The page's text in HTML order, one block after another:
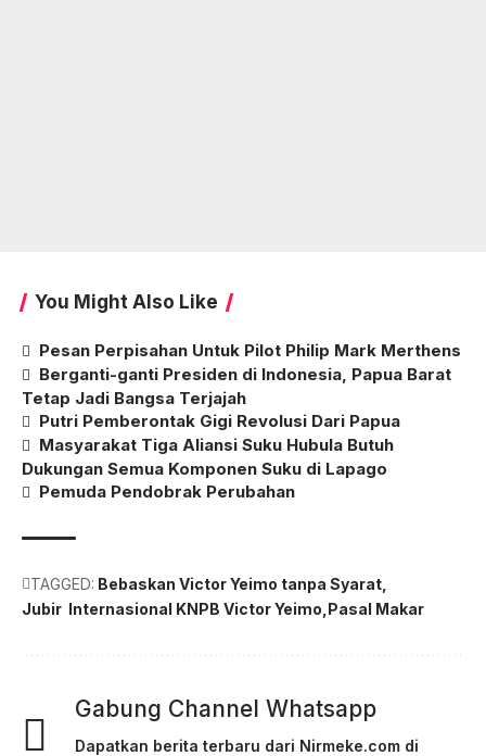
You Might Also Like
Pesan Perpisahan Untuk Pilot Philip Mark Merthens
Berganti-ganti Presiden di Indonesia, Papua Barat
Tetap Jadi Bangsa Terjajah
Putri Pemberontak Gigi Revolusi Dari Papua
Masyarakat Tiga Aliansi Suku Hubula Butuh
Dukungan Semua Komponen Suku di Lapago
Pemuda Pendobrak Perubahan
TAGGED: Bebaskan Victor Yeimo tanpa Syarat
Jubir Internasional KNPB Victor Yeimo Pasal Makar
Gabung Channel Whatsapp
Dapatkan berita terbaru dari Nirmeke.com di